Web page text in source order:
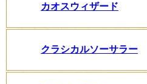
カオスウィザード
クラシカルソーサラー